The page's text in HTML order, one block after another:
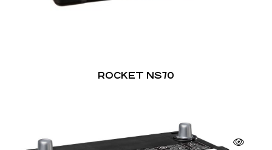
ROCKET NS70